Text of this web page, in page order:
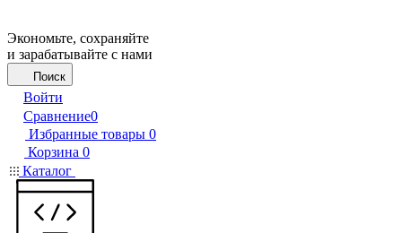
Экономьте, сохраняйте
и зарабатывайте с нами
Поиск
Войти
Сравнение0
Избранные товары 0
Корзина 0
Каталог